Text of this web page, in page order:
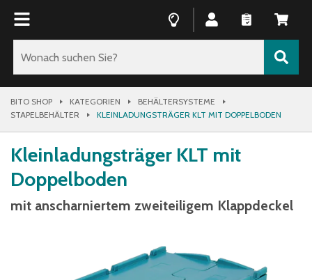
BITO SHOP KATEGORIEN
BEHÄLTERSYSTEME
STAPELBEHÄLTER
KLEINLADUNGSTRÄGER KLT MIT DOPPELBODEN
Kleinladungsträger KLT mit
Doppelboden
mit anscharniertem zweiteiligem Klappdeckel